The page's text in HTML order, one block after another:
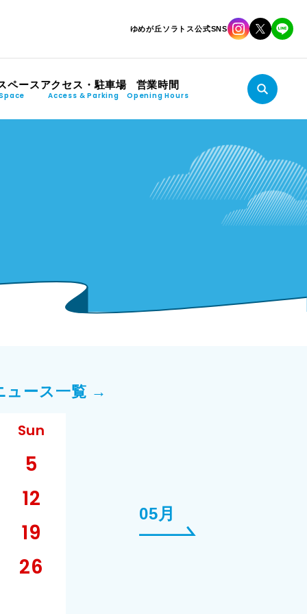
ゆめが丘ソラトス公式SNS
ペースアクセス・駐車場
Access & Parking
営業時間
Opening Hours
ュース一覧 →
Sun
5
12
19
26
05月